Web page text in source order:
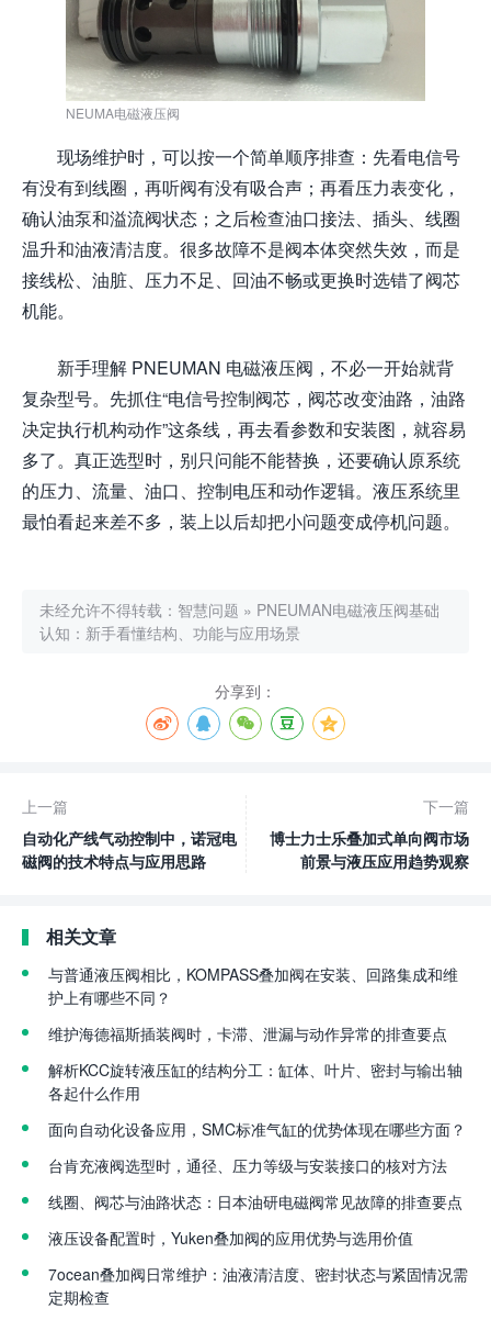
NEUMA电磁液压阀
现场维护时，可以按一个简单顺序排查：先看电信号
有没有到线圈，再听阀有没有吸合声；再看压力表变化，
确认油泵和溢流阀状态；之后检查油口接法、插头、线圈
温升和油液清洁度。很多故障不是阀本体突然失效，而是
接线松、油脏、压力不足、回油不畅或更换时选错了阀芯
机能。
新手理解 PNEUMAN 电磁液压阀，不必一开始就背
复杂型号。先抓住“电信号控制阀芯，阀芯改变油路，油路
决定执行机构动作”这条线，再去看参数和安装图，就容易
多了。真正选型时，别只问能不能替换，还要确认原系统
的压力、流量、油口、控制电压和动作逻辑。液压系统里
最怕看起来差不多，装上以后却把小问题变成停机问题。
未经允许不得转载： 智慧问题 » PNEUMAN电磁液压阀基础
认知：新手看懂结构、功能与应用场景
分享到：
上一篇
自动化产线气动控制中，诺冠电
磁阀的技术特点与应用思路
下一篇
博士力士乐叠加式单向阀市场
前景与液压应用趋势观察
相关文章
与普通液压阀相比，KOMPASS叠加阀在安装、回路集成和维
护上有哪些不同？
维护海德福斯插装阀时，卡滞、泄漏与动作异常的排查要点
解析KCC旋转液压缸的结构分工：缸体、叶片、密封与输出轴
各起什么作用
面向自动化设备应用，SMC标准气缸的优势体现在哪些方面？
台肯充液阀选型时，通径、压力等级与安装接口的核对方法
线圈、阀芯与油路状态：日本油研电磁阀常见故障的排查要点
液压设备配置时，Yuken叠加阀的应用优势与选用价值
7ocean叠加阀日常维护：油液清洁度、密封状态与紧固情况需
定期检查